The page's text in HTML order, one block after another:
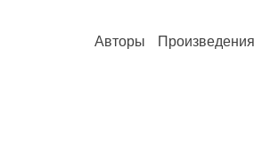
Авторы Произведения